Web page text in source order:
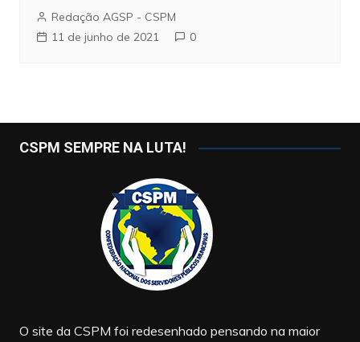
Redação AGSP - CSPM
11 de junho de 2021
0
CSPM SEMPRE NA LUTA!
O site da CSPM foi redesenhado pensando na maior